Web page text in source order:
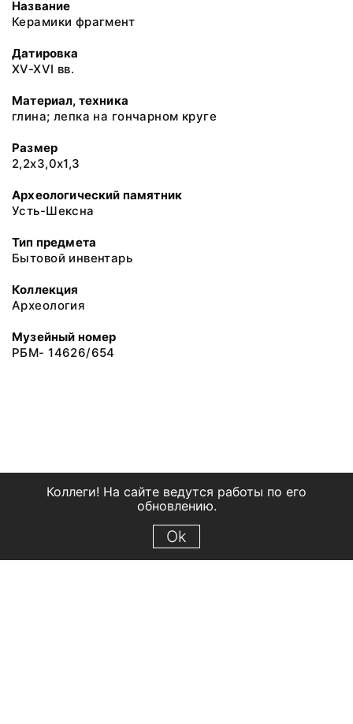
Название
Керамики фрагмент
Датировка
XV-XVI вв.
Материал, техника
глина; лепка на гончарном круге
Размер
2,2х3,0х1,3
Археологический памятник
Усть-Шексна
Тип предмета
Бытовой инвентарь
Коллекция
Археология
Музейный номер
РБМ- 14626/654
Коллеги! На сайте ведутся работы по его
обновлению.
Ok